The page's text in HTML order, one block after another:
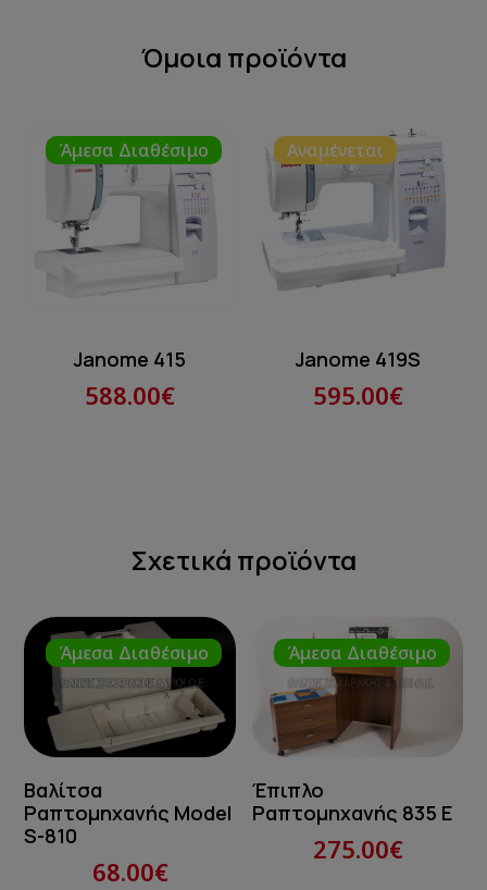
Όμοια προϊόντα
Άμεσα Διαθέσιμο
Janome 415
588.00€
Αναμένεται
Janome 419S
595.00€
Σχετικά προϊόντα
Άμεσα Διαθέσιμο
Βαλίτσα
Ραπτομηχανής Model
S-810
68.00€
Άμεσα Διαθέσιμο
Έπιπλο
Ραπτομηχανής 835 E
275.00€